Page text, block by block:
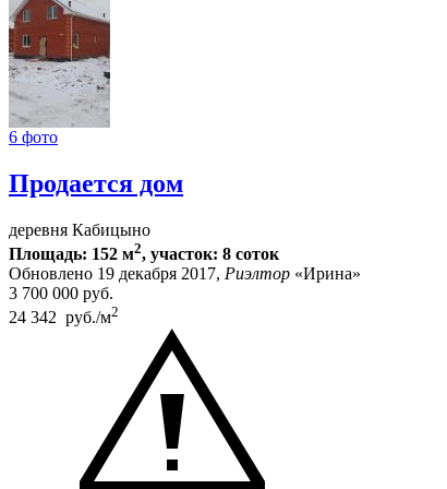
6 фото
Продается дом
деревня Кабицыно
Площадь: 152 м2, участок: 8 соток
Обновлено 19 декабря 2017, Риэлтор «Ирина»
3 700 000 руб.
24 342 руб./м2